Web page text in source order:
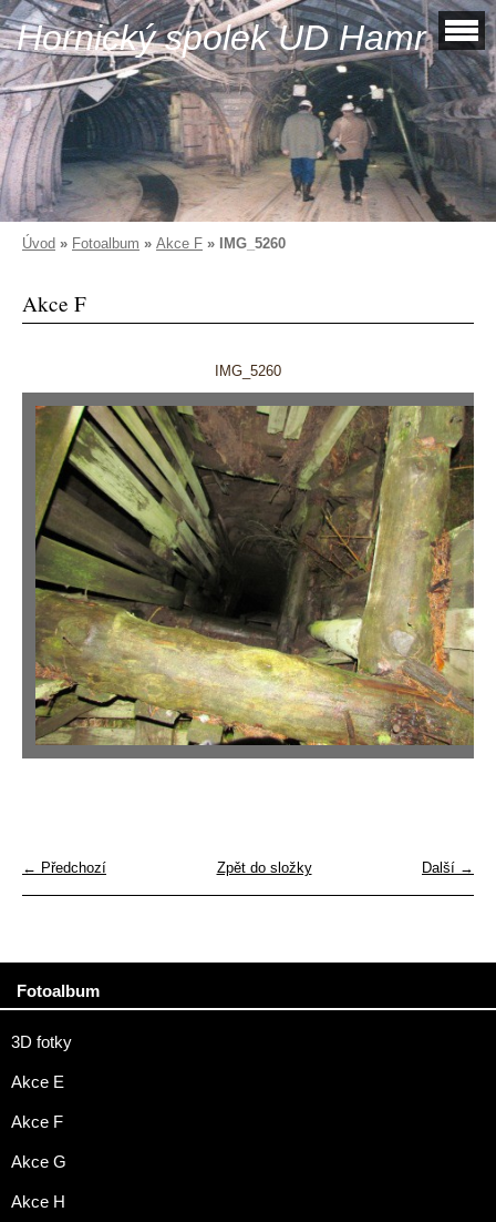
Hornický spolek UD Hamr
Úvod » Fotoalbum » Akce F » IMG_5260
Akce F
IMG_5260
← Předchozí Další →
Zpět do složky
Fotoalbum
3D fotky
Akce E
Akce F
Akce G
Akce H